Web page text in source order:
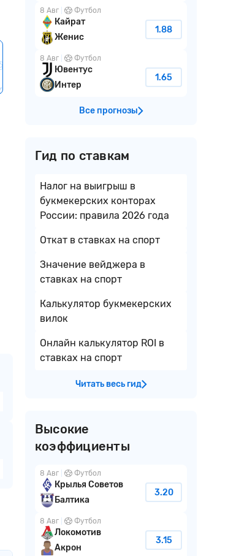
8 Авг Футбол
Кайрат
Женис
1.88
8 Авг Футбол
Ювентус
Интер
1.65
Все прогнозы
Гид по ставкам
Налог на выигрыш в
букмекерских конторах
России: правила 2026 года
Откат в ставках на спорт
Значение вейджера в
ставках на спорт
Калькулятор букмекерских
вилок
Онлайн калькулятор ROI в
ставках на спорт
Читать весь гид
Высокие
коэффициенты
8 Авг Футбол
Крылья Советов
Балтика
3.20
8 Авг Футбол
Локомотив
Акрон
3.15